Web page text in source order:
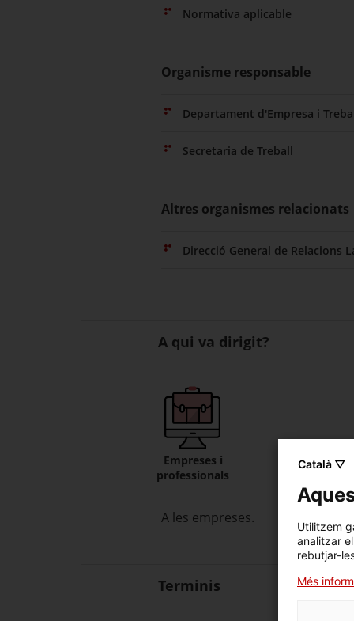
Normativa aplicable
Organisme responsable
Departament d'Empresa i
Secretaria de Treball
Altres organismes relacionats
Direcció General de Relacions
A qui va dirigit?
Empreses i
professionals
A les empreses.
Terminis
Català ▽
Utilitzem
analitzar
rebutjar-
Més